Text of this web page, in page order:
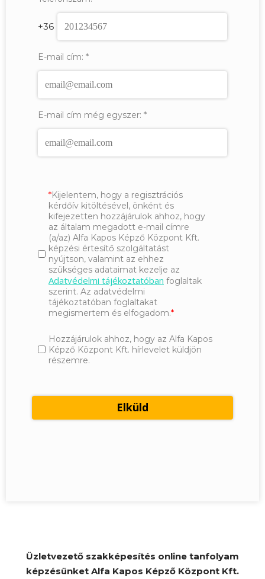
+36
E-mail cím: *
E-mail cím még egyszer: *
Kijelentem, hogy a regisztrációs
kérdőív kitöltésével, önként és
kifejezetten hozzájárulok ahhoz, hogy
az általam megadott e-mail címre
(a/az) Alfa Kapos Képző Központ Kft.
képzési értesítő szolgáltatást
nyújtson, valamint az ehhez
szükséges adataimat kezelje az
Adatvédelmi tájékoztatóban foglaltak
szerint. Az adatvédelmi
tájékoztatóban foglaltakat
megismertem és elfogadom.
Hozzájárulok ahhoz, hogy az Alfa Kapos
Képző Központ Kft. hírlevelet küldjön
részemre.
Üzletvezető szakképesítés online tanfolyam
képzésünket Alfa Kapos Képző Központ Kft.